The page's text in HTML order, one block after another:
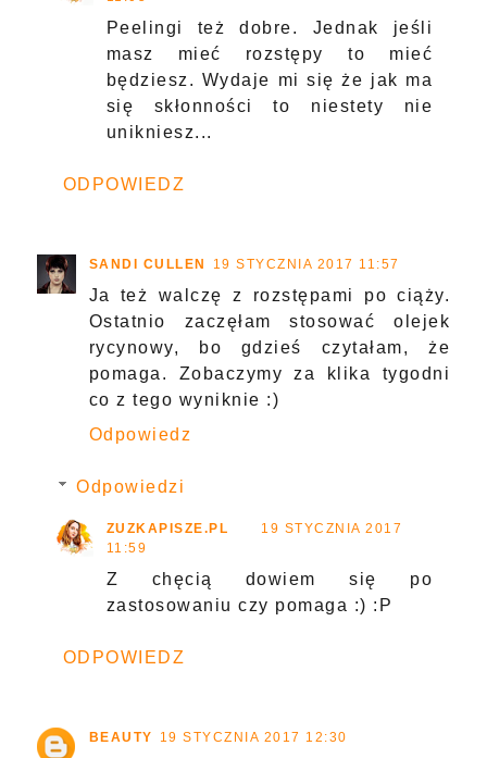
Peelingi też dobre. Jednak jeśli
masz mieć rozstępy to mieć
będziesz. Wydaje mi się że jak ma
się skłonności to niestety nie
unikniesz...
ODPOWIEDZ
SANDI CULLEN 19 STYCZNIA 2017 11:57
Ja też walczę z rozstępami po ciąży.
Ostatnio zaczęłam stosować olejek
rycynowy, bo gdzieś czytałam, że
pomaga. Zobaczymy za klika tygodni
co z tego wyniknie :)
Odpowiedz
Odpowiedzi
ZUZKAPISZE.PL
19 STYCZNIA 2017
11:59
Z chęcią dowiem się po
zastosowaniu czy pomaga :) :P
ODPOWIEDZ
BEAUTY 19 STYCZNIA 2017 12:30